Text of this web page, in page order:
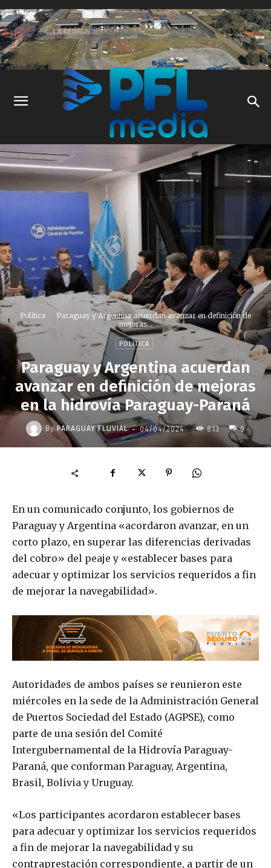
Política
Paraguay y Argentina acuerdan avanzar en definición de
mejoras...
POLÍTICA
Paraguay y Argentina acuerdan
avanzar en definición de mejoras
en la hidrovía Paraguay-Paraná
By PARAGUAY FLUVIAL - 04/04/2024 813 0
En un comunicado conjunto, los gobiernos de
Paraguay y Argentina «acordaron avanzar, en un
corto plazo, en superar las diferencias derivadas
del cobro» del peaje y «establecer bases para
adecuar y optimizar los servicios requeridos a fin
de mejorar la navegabilidad».
Autoridades de ambos países se reunieron este
miércoles en la sede de la Administración General
de Puertos Sociedad del Estado (AGPSE), como
parte de una sesión del Comité
Intergubernamental de la Hidrovía Paraguay-
Paraná, que conforman Paraguay, Argentina,
Brasil, Bolivia y Uruguay.
«Los participantes acordaron establecer bases
para adecuar y optimizar los servicios requeridos
a fin de mejorar la navegabilidad y su
contraprestación correspondiente, a partir de un